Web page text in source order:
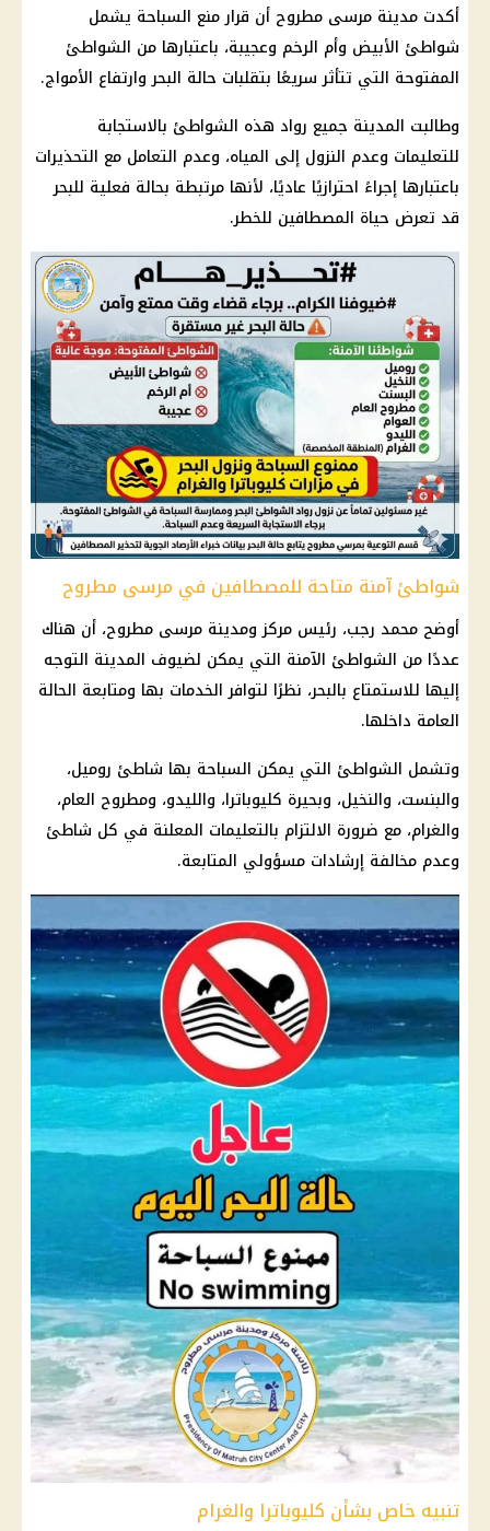
أكدت مدينة مرسى مطروح أن قرار منع السباحة يشمل
شواطئ الأبيض وأم الرخم وعجيبة، باعتبارها من الشواطئ
المفتوحة التي تتأثر سريعًا بتقلبات حالة البحر وارتفاع الأمواج.
وطالبت المدينة جميع رواد هذه الشواطئ بالاستجابة
للتعليمات وعدم النزول إلى المياه، وعدم التعامل مع التحذيرات
باعتبارها إجراءً احترازيًا عاديًا، لأنها مرتبطة بحالة فعلية للبحر
قد تعرض حياة المصطافين للخطر.
شواطئ آمنة متاحة للمصطافين في مرسى مطروح
أوضح محمد رجب، رئيس مركز ومدينة مرسى مطروح، أن هناك
عددًا من الشواطئ الآمنة التي يمكن لضيوف المدينة التوجه
إليها للاستمتاع بالبحر، نظرًا لتوافر الخدمات بها ومتابعة الحالة
العامة داخلها.
وتشمل الشواطئ التي يمكن السباحة بها شاطئ روميل،
والبنست، والنخيل، وبحيرة كليوباترا، والليدو، ومطروح العام،
والغرام، مع ضرورة الالتزام بالتعليمات المعلنة في كل شاطئ
وعدم مخالفة إرشادات مسؤولي المتابعة.
تنبيه خاص بشأن كليوباترا والغرام